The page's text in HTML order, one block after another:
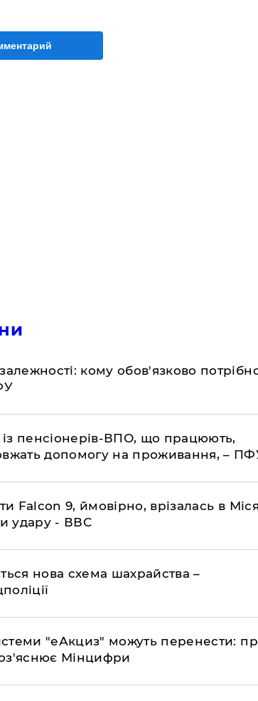
кому обов'язково
із пенсіонерів-ВПО, що працюють,
допомогу на проживання, –
Falcon 9, ймовірно, врізалась в
удару - ВВС
нова схема шахрайства –
"еАкциз" можуть перенести:
Мінцифри